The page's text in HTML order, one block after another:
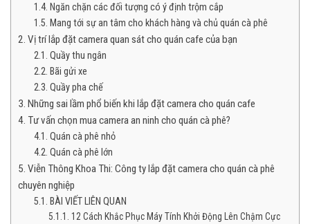
Ngăn chặn các đối tượng có ý định trộm cắp
Mang tới sự an tâm cho khách hàng và chủ quán cà phê
Vị trí lắp đặt camera quan sát cho quán cafe của bạn
Quầy thu ngân
Bãi gửi xe
Quầy pha chế
Những sai lầm phổ biến khi lắp đặt camera cho quán cafe
Tư vấn chọn mua camera an ninh cho quán cà phê?
Quán cà phê nhỏ
Quán cà phê lớn
Viễn Thông Khoa Thi: Công ty lắp đặt camera cho quán cà phê
chuyên nghiệp
BÀI VIẾT LIÊN QUAN
12 Cách Khắc Phục Máy Tính Khởi Động Lên Chậm Cực